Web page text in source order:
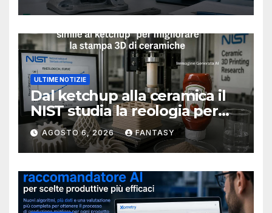
ULTIME NOTIZIE
Dal ketchup alla ceramica il
NIST studia la reologia per
rendere più affidabile la
stampa 3D
AGOSTO 6, 2026 FANTASY